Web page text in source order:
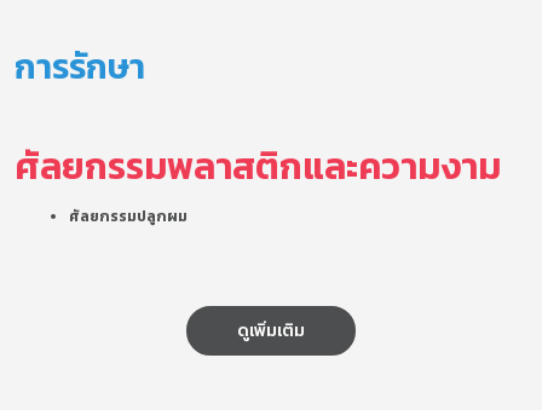
การรักษา
ศัลยกรรมพลาสติกและความงาม
ศัลยกรรมปลูกผม
ดูเพิ่มเติม